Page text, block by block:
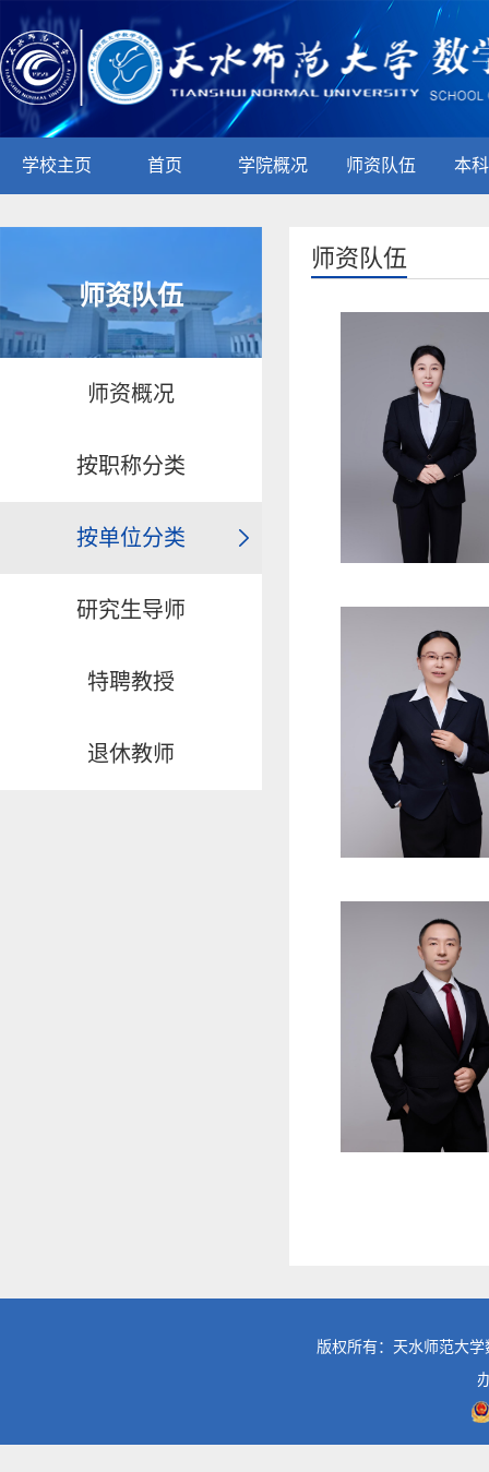
学校主页 首页 学院概况 师资队伍 本
师资队伍
师资概况
按职称分类
按单位分类
研究生导师
特聘教授
退休教师
师资队伍
版权所有：天水师范大学